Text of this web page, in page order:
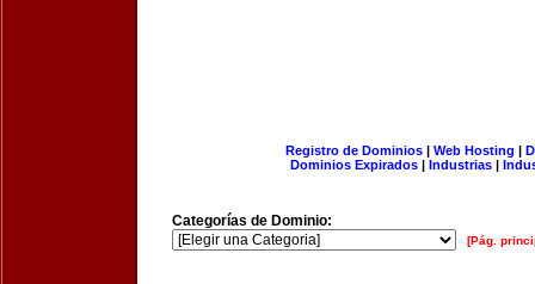
Registro de Dominios| Web Hosting |
Dominios Expirados | Industrias |
Categorías de Dominio:
[Pág.